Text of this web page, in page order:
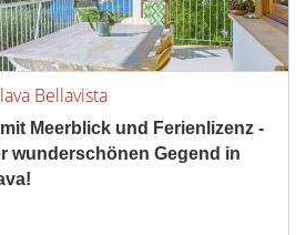
Bellavista
Meerblick und Ferienlizenz -
wunderschönen Gegend in